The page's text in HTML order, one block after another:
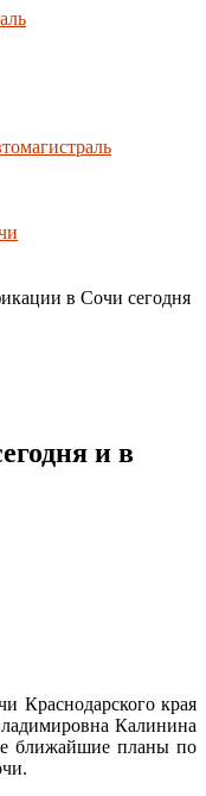
в Сочи сегодня
и в
Краснодарского края
Калинина
ближайшие планы по